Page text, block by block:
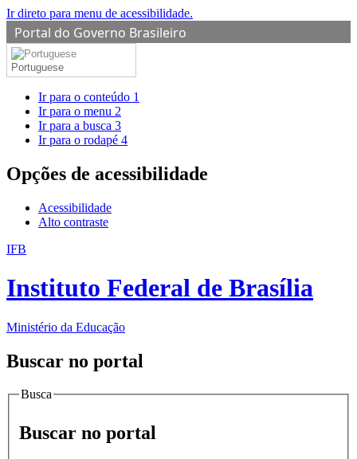
Ir direto para menu de acessibilidade.
Portal do Governo Brasileiro
Portuguese
Ir para o conteúdo 1
Ir para o menu 2
Ir para a busca 3
Ir para o rodapé 4
Opções de acessibilidade
Acessibilidade
Alto contraste
IFB
Instituto Federal de Brasília
Ministério da Educação
Buscar no portal
Busca
Buscar no portal